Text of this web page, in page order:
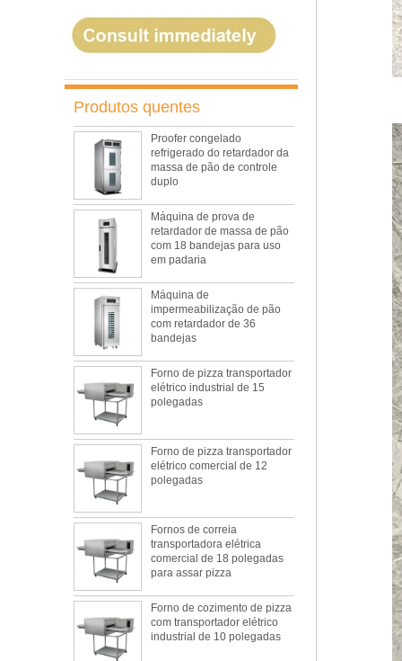
Produtos quentes
Provador de retardador de
máquina de padaria
comercial
Proofer congelado
massa de pão de controle
duplo
Máquina de prova de
com 18 bandejas para uso
em padaria
Máquina de
com retardador de 36
bandejas
Forno de pizza transportador
polegadas
polegadas
comercial de 18 polegadas
para assar pizza
Forno de cozimento de pizza
industrial de 10 polegadas
Qual é o melhor material de metal para